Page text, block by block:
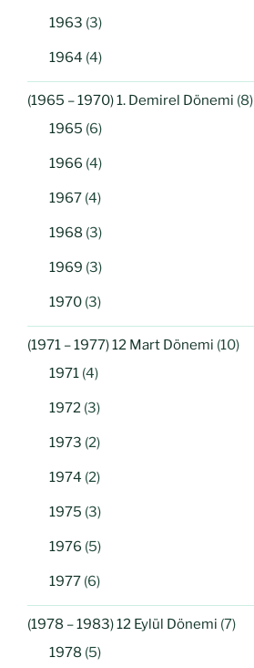
1963 (3)
1964 (4)
(1965 – 1970) 1. Demirel Dönemi (8)
1965 (6)
1966 (4)
1967 (4)
1968 (3)
1969 (3)
1970 (3)
(1971 – 1977) 12 Mart Dönemi (10)
1971 (4)
1972 (3)
1973 (2)
1974 (2)
1975 (3)
1976 (5)
1977 (6)
(1978 – 1983) 12 Eylül Dönemi (7)
1978 (5)